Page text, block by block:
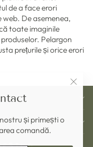
și primești o
comandă.
de a face erori
De asemenea,
toate imaginile
Pelargon
prețurile și orice erori